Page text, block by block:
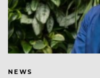
NEWS